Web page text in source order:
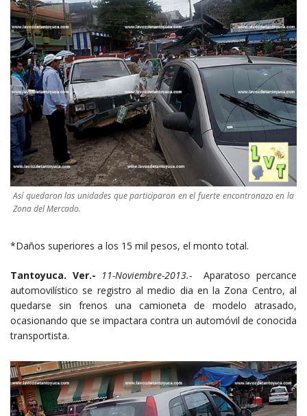
Así quedaron las unidades que participaron en el fuerte encontronazo en la
Zona del Mercado.
*Daños superiores a los 15 mil pesos, el monto total.
Tantoyuca. Ver.- 11-Noviembre-2013.- Aparatoso percance
automovilístico se registro al medio dia en la Zona Centro, al
quedarse sin frenos una camioneta de modelo atrasado,
ocasionando que se impactara contra un automóvil de conocida
transportista.